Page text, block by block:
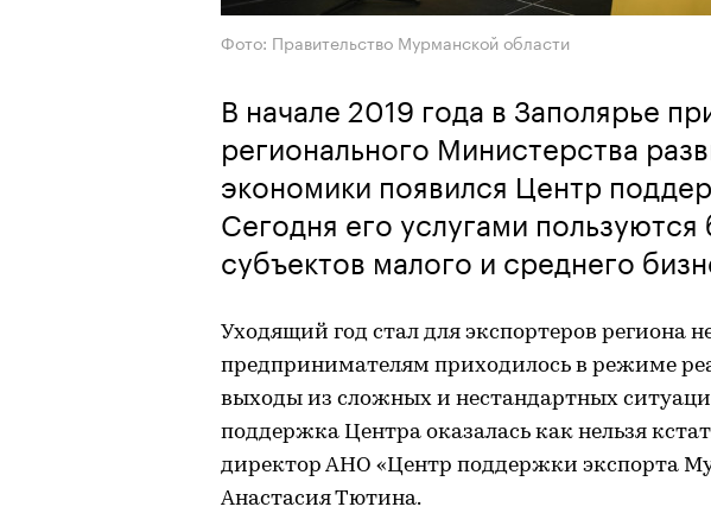
Фото: Правительство Мурманской области
В начале 2019 года в Заполярье
регионального Министерства
экономики появился Центр
Сегодня его услугами
субъектов малого и среднего
Уходящий год стал для экспортеров региона
предпринимателям приходилось в режиме
выходы из сложных и нестандартных
поддержка Центра оказалась как нельзя
директор АНО «Центр поддержки экспорта
Анастасия Тютина.